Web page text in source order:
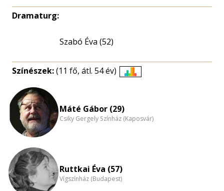
Dramaturg:
Szabó Éva (52)
Színészek:(11 fő, átl. 54 év)
Máté Gábor (29)
Csiky Gergely Színház (Kaposvár)
Ruttkai Éva (57)
Vígszínház (Budapest)